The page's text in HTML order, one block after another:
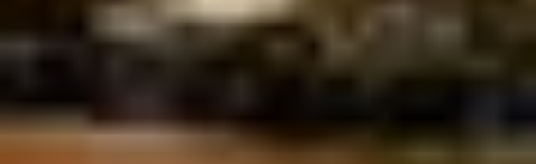
ausgewählt haben, findet die vorgehend beschriebene
Übermittlung nicht statt. Weitere Informationen erhalten
Sie in unseren Datenschutzhinweisen.
Datenschutz